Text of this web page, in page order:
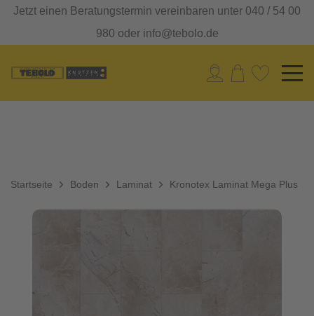
Jetzt einen Beratungstermin vereinbaren unter 040 / 54 00
980 oder info@tebolo.de
Startseite Boden Laminat Kronotex Laminat Mega Plus